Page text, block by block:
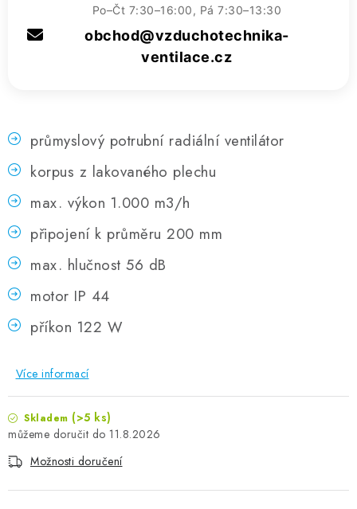
průmyslový potrubní radiální ventilátor
korpus z lakovaného plechu
max. výkon 1.000 m3/h
připojení k průměru 200 mm
max. hlučnost 56 dB
motor IP 44
příkon 122 W
Více informací
Skladem (>5 ks)
11.8.2026
Možnosti doručení
Po–Čt 7:30–16:00, Pá 7:30–13:30
obchod@vzduchotechnika-
ventilace.cz